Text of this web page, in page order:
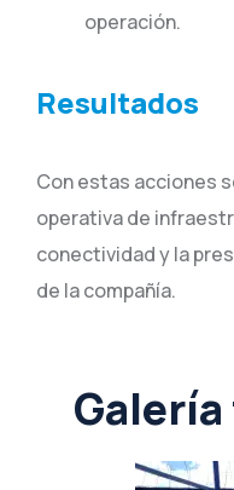
operación.
Resultados
Con estas acciones
operativa de
conectividad y la
de la compañía.